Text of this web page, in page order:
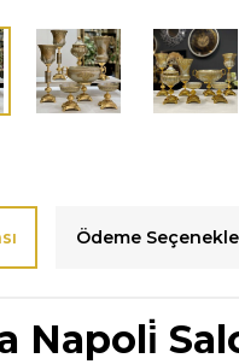
Ödeme
Napoli̇